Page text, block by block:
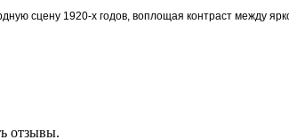
сцену 1920-х годов, воплощая контраст между
отзывы.